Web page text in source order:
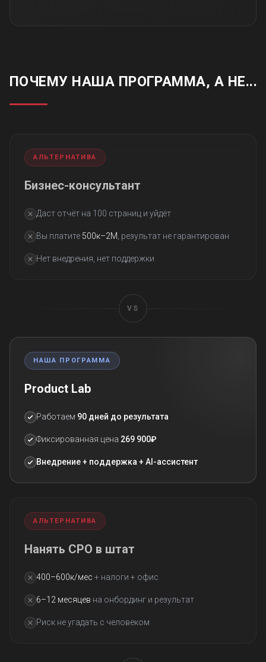
ПОЧЕМУ НАША ПРОГРАММА, А НЕ...
АЛЬТЕРНАТИВА
Бизнес-консультант
Даст отчёт на 100 страниц и уйдёт
Вы платите 500к–2М , результат не гарантирован
Нет внедрения, нет поддержки
VS
НАША ПРОГРАММА
Product Lab
Работаем 90 дней до результата
Фиксированная цена 269 900₽
Внедрение + поддержка + AI-ассистент
АЛЬТЕРНАТИВА
Нанять CPO в штат
400–600к/мес + налоги + офис
6–12 месяцев на онбординг и результат
Риск не угадать с человеком